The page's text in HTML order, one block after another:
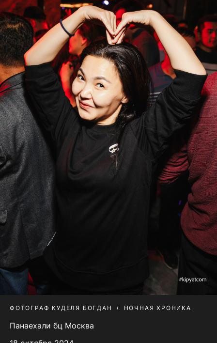
ФОТОГРАФ КУДЕЛЯ БОГДАН НОЧНАЯ ХРОНИКА
Панаехали бц Москва